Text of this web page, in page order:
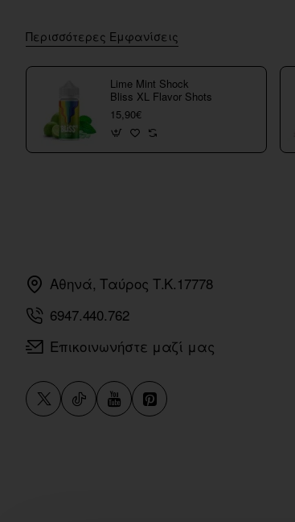
Περισσότερες Εμφανίσεις
Lime Mint Shock
Bliss XL Flavor Shots
15,90€
Αθηνά, Ταύρος Τ.Κ.17778
6947.440.762
Επικοινωνήστε μαζί μας